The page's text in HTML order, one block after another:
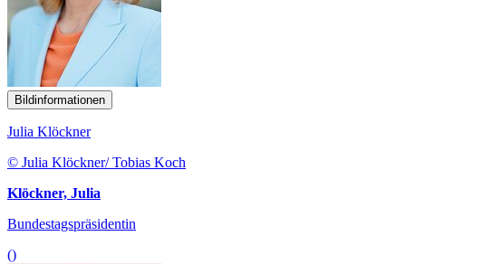
Bildinformationen
Julia Klöckner
© Julia Klöckner/ Tobias Koch
Klöckner, Julia
Bundestagspräsidentin
()